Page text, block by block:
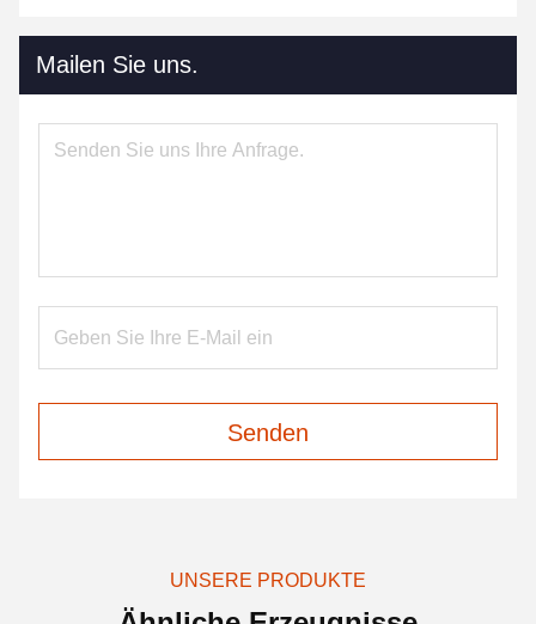
Mailen Sie uns.
Senden
UNSERE PRODUKTE